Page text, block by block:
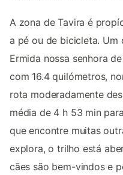
A zona de Tavira é
a pé ou de bicicleta. Um
Ermida nossa senhora
com 16.4 quilómetros,
rota moderadamente
média de 4 h 53 min
que encontre muitas
explora, o trilho está
cães são bem-vindos e